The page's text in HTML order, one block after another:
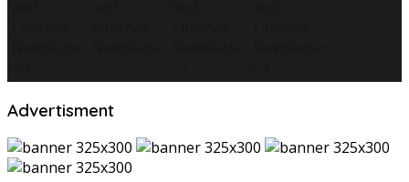
Advertisment